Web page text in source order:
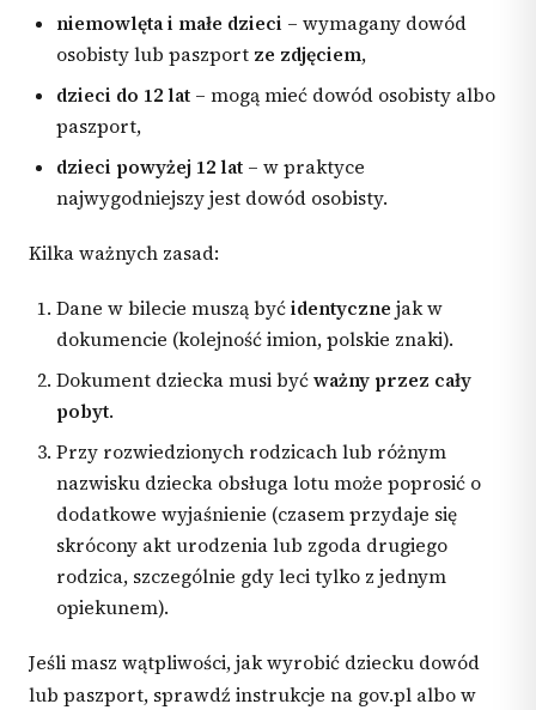
niemowlęta i małe dzieci – wymagany dowód
osobisty lub paszport ze zdjęciem,
dzieci do 12 lat – mogą mieć dowód osobisty albo
paszport,
dzieci powyżej 12 lat – w praktyce
najwygodniejszy jest dowód osobisty.
Kilka ważnych zasad:
Dane w bilecie muszą byćidentyczne jak w
dokumencie (kolejność imion, polskie znaki).
Dokument dziecka musi byćważny przez cały
pobyt.
Przy rozwiedzionych rodzicach lub różnym
nazwisku dziecka obsługa lotu może poprosić o
dodatkowe wyjaśnienie (czasem przydaje się
skrócony akt urodzenia lub zgoda drugiego
rodzica, szczególnie gdy leci tylko z jednym
opiekunem).
Jeśli masz wątpliwości, jak wyrobić dziecku dowód
lub paszport, sprawdź instrukcje na gov.pl albo w